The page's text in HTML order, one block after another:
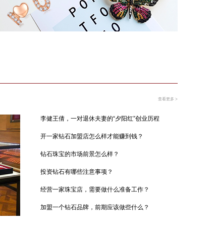
查看更多 >
李健王倩，一对退休夫妻的“夕阳红”创业历程
开一家钻石加盟店怎么样才能赚到钱？
钻石珠宝的市场前景怎么样？
投资钻石有哪些注意事项？
经营一家珠宝店，需要做什么准备工作？
加盟一个钻石品牌，前期应该做些什么？